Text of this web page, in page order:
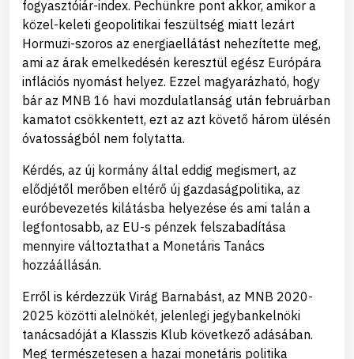
fogyasztóiár-index. Pechünkre pont akkor, amikor a
közel-keleti geopolitikai feszültség miatt lezárt
Hormuzi-szoros az energiaellátást nehezítette meg,
ami az árak emelkedésén keresztül egész Európára
inflációs nyomást helyez. Ezzel magyarázható, hogy
bár az MNB 16 havi mozdulatlanság után februárban
kamatot csökkentett, ezt az azt követő három ülésén
óvatosságból nem folytatta.
Kérdés, az új kormány által eddig megismert, az
elődjétől merőben eltérő új gazdaságpolitika, az
euróbevezetés kilátásba helyezése és ami talán a
legfontosabb, az EU-s pénzek felszabadítása
mennyire változtathat a Monetáris Tanács
hozzáállásán.
Erről is kérdezzük Virág Barnabást, az MNB 2020-
2025 közötti alelnökét, jelenlegi jegybankelnöki
tanácsadóját a Klasszis Klub következő adásában.
Meg természetesen a hazai monetáris politika